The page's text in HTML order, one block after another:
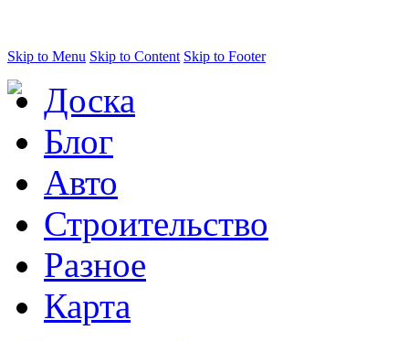
Skip to Menu Skip to Content Skip to Footer
Доска
Блог
Авто
Строительство
Разное
Карта